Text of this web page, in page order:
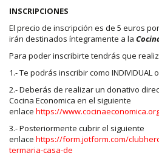
INSCRIPCIONES
El precio de inscripción es de 5 euros
irán destinados íntegramente a la
Para poder inscribirte tendrás que
1.- Te podrás inscribir como INDIVIDUAL
2.- Deberás de realizar un donativo
Cocina Economica en el siguiente
enlace https://
3.- Posteriormente cubrir el siguiente
enlace https://form.jotform.com/
termaria-casa-de